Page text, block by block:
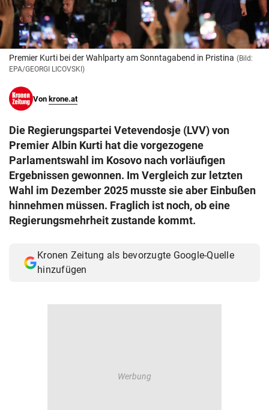
© Krone Multimedia GmbH & Co KG 2026
Muthgasse 2, 1190 Wien
Premier Kurti bei der Wahlparty am Sonntagabend in Pristina (Bild:
EPA/GEORGI LICOVSKI)
Von krone.at
Die Regierungspartei Vetevendosje (LVV) von
Premier Albin Kurti hat die vorgezogene
Parlamentswahl im Kosovo nach vorläufigen
Ergebnissen gewonnen. Im Vergleich zur letzten
Wahl im Dezember 2025 musste sie aber Einbußen
hinnehmen müssen. Fraglich ist noch, ob eine
Regierungsmehrheit zustande kommt.
Kronen Zeitung als bevorzugte Google-Quelle
hinzufügen